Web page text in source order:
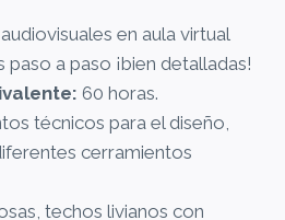
en aula virtual
a paso ¡bien detalladas!
60 horas.
técnicos para el diseño,
cerramientos
techos livianos con